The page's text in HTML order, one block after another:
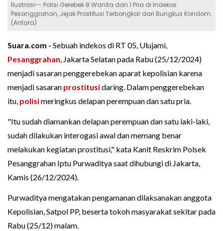
Ilustrasi-- Polisi Gerebek 8 Wanita dan 1 Pria di Indekos
Pesanggrahan, Jejak Prostitusi Terbongkar dari Bungkus Kondom.
(Antara)
Suara.com - Sebuah indekos di RT 05, Ulujami,
Pesanggrahan, Jakarta Selatan pada Rabu (25/12/2024)
menjadi sasaran penggerebekan aparat kepolisian karena
menjadi sasaran prostitusidaring. Dalam penggerebekan
itu, polisimeringkus delapan perempuan dan satu pria.
"Itu sudah diamankan delapan perempuan dan satu laki-laki,
sudah dilakukan interogasi awal dan memang benar
melakukan kegiatan prostitusi," kata Kanit Reskrim Polsek
Pesanggrahan Iptu Purwaditya saat dihubungi di Jakarta,
Kamis (26/12/2024).
Purwaditya mengatakan pengamanan dilaksanakan anggota
Kepolisian, Satpol PP, beserta tokoh masyarakat sekitar pada
Rabu (25/12) malam.